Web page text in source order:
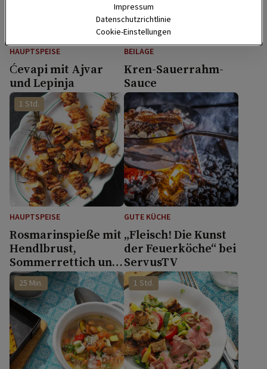
HAUPTSPEISE
Ćevapi mit Ajvar
und Lepinja
BEILAGE
Kren-Sauerrahm-
Sauce
1 Std.
HAUPTSPEISE
Rosmarinspieße mit
Hendlbrust,
Sommerrettich und
Speck
GUTE KÜCHE
„Fleisch! Die Kunst
der Feuerköche“ bei
ServusTV
25 Min. 1 Std.
Impressum
Datenschutzrichtlinie
Cookie-Einstellungen